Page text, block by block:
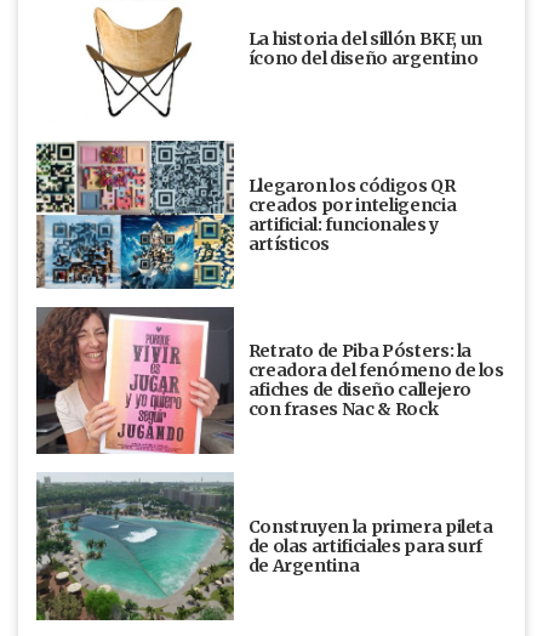
La historia del sillón BKF, un
ícono del diseño argentino
Llegaron los códigos QR
creados por inteligencia
artificial: funcionales y
artísticos
Retrato de Piba Pósters: la
creadora del fenómeno de los
afiches de diseño callejero
con frases Nac & Rock
Construyen la primera pileta
de olas artificiales para surf
de Argentina